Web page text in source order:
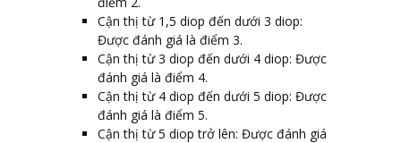
Cận thị từ 1,5 diop đến dưới 3 diop:
Được đánh giá là điểm 3.
Cận thị từ 3 diop đến dưới 4 diop: Được
đánh giá là điểm 4.
Cận thị từ 4 diop đến dưới 5 diop: Được
đánh giá là điểm 5.
Cận thị từ 5 diop trở lên: Được đánh giá